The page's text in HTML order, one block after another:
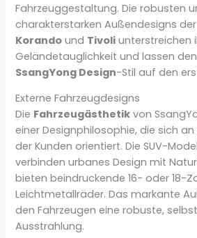
Fahrzeuggestaltung. Die robusten
charakterstarken Außendesigns
Korando und Tivoli unterstreichen
Geländetauglichkeit und lassen
SsangYong Design-Stil auf den
Externe Fahrzeugdesigns
Die Fahrzeugästhetik von
einer Designphilosophie, die sich
der Kunden orientiert. Die SUV-
verbinden urbanes Design mit
bieten beindruckende 16- oder 18-
Leichtmetallräder. Das markante
den Fahrzeugen eine robuste,
Ausstrahlung.